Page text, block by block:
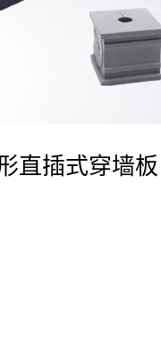
直插式穿墙板